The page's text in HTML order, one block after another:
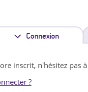
Connexion
n
inscrit, n'hésitez pas à
?